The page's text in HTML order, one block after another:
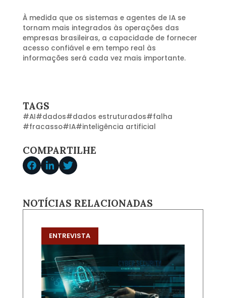
À medida que os sistemas e agentes de IA se
tornam mais integrados às operações das
empresas brasileiras, a capacidade de fornecer
acesso confiável e em tempo real às
informações será cada vez mais importante.
TAGS
#AI#dados#dados estruturados#falha
#fracasso#IA#inteligência artificial
COMPARTILHE
NOTÍCIAS RELACIONADAS
ENTREVISTA